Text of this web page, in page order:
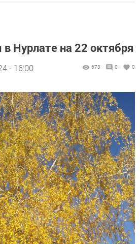
Нурлате на 22 октября
- 16:00 673 0 0